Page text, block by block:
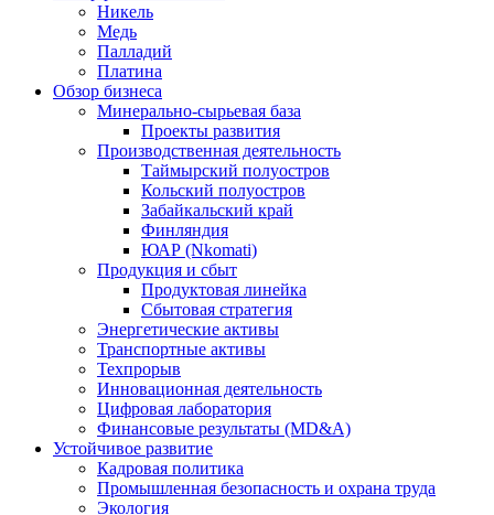
Никель
Медь
Палладий
Платина
Обзор бизнеса
Минерально-сырьевая база
Проекты развития
Производственная деятельность
Таймырский полуостров
Кольский полуостров
Забайкальский край
Финляндия
ЮАР (Nkomati)
Продукция и сбыт
Продуктовая линейка
Сбытовая стратегия
Энергетические активы
Транспортные активы
Техпрорыв
Инновационная деятельность
Цифровая лаборатория
Финансовые результаты (MD&A)
Устойчивое развитие
Кадровая политика
Промышленная безопасность и охрана труда
Экология